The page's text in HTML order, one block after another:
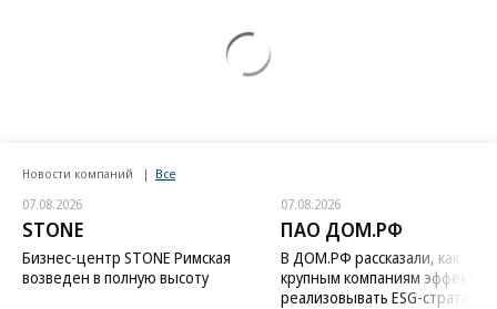
Новости компаний Все
07.08.2026
STONE
Бизнес-центр STONE Римская
возведен в полную высоту
07.08.2026
ПАО ДОМ.РФ
В ДОМ.РФ рассказали, как
крупным компаниям
реализовывать ESG-стратегию